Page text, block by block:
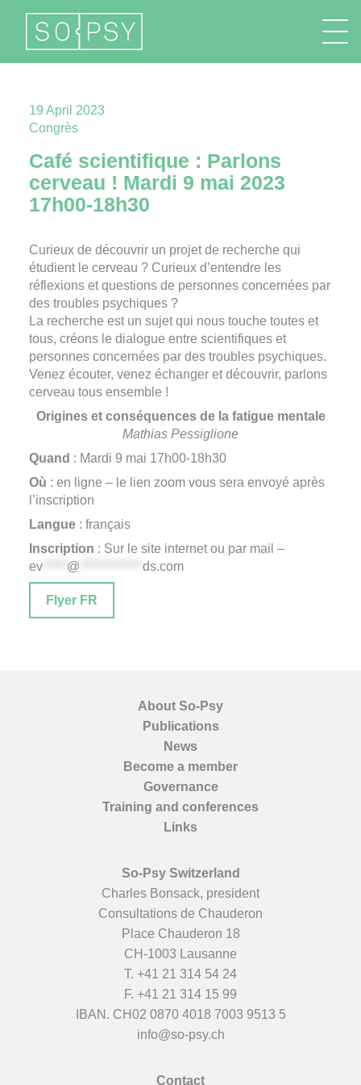
FR EN IT
19 April 2023
Congrès
Café scientifique : Parlons
cerveau ! Mardi 9 mai 2023
17h00-18h30
Curieux de découvrir un projet de recherche qui
étudient le cerveau ? Curieux d’entendre les
réflexions et questions de personnes concernées par
des troubles psychiques ?
La recherche est un sujet qui nous touche toutes et
tous, créons le dialogue entre scientifiques et
personnes concernées par des troubles psychiques.
Venez écouter, venez échanger et découvrir, parlons
cerveau tous ensemble !
Origines et conséquences de la fatigue mentale
Mathias Pessiglione
Quand : Mardi 9 mai 17h00-18h30
Où : en ligne – le lien zoom vous sera envoyé après
l’inscription
Langue: français
Inscription : Sur le site internet ou par mail –
ev***** @ ds.com
Flyer FR
About So-Psy
Publications
News
Become a member
Governance
Training and conferences
Links
So-Psy Switzerland
Charles Bonsack, president
Consultations de Chauderon
Place Chauderon 18
CH-1003 Lausanne
T. +41 21 314 54 24
F. +41 21 314 15 99
IBAN. CH02 0870 4018 7003 9513 5
info@so-psy.ch
Contact